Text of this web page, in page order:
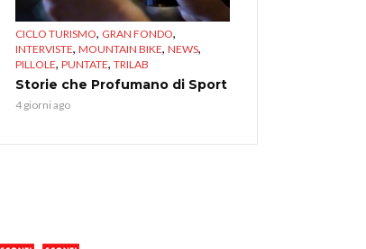
CICLO TURISMO, GRAN FONDO,
INTERVISTE, MOUNTAIN BIKE, NEWS,
PILLOLE, PUNTATE, TRILAB
Storie che Profumano di Sport
4 giorni ago